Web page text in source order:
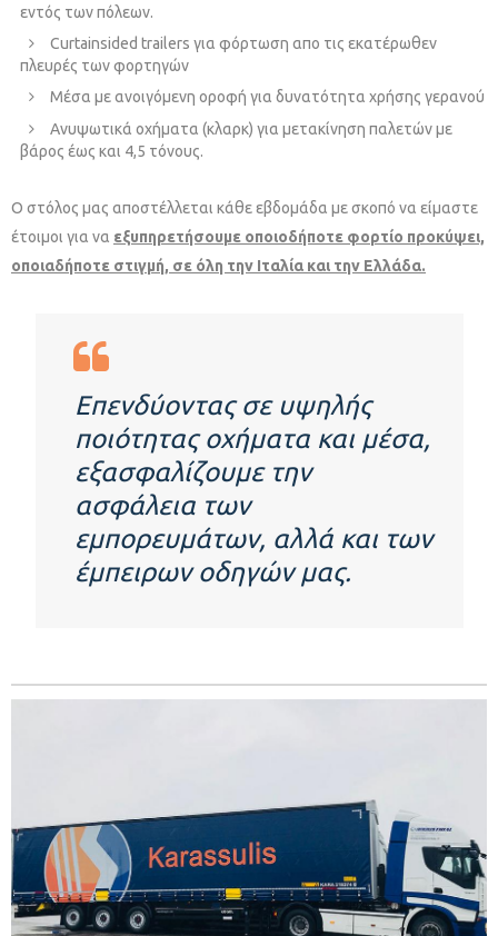
εντός των πόλεων.
Curtainsided trailers για φόρτωση απο τις εκατέρωθεν
πλευρές των φορτηγών
Μέσα με ανοιγόμενη οροφή για δυνατότητα χρήσης γερανού
Ανυψωτικά οχήματα (κλαρκ) για μετακίνηση παλετών με
βάρος έως και 4,5 τόνους.
Ο στόλος μας αποστέλλεται κάθε εβδομάδα με σκοπό να είμαστε
έτοιμοι για να εξυπηρετήσουμε οποιοδήποτε φορτίο προκύψει,
οποιαδήποτε στιγμή, σε όλη την Ιταλία και την Ελλάδα.
Επενδύοντας σε υψηλής
ποιότητας οχήματα και μέσα,
εξασφαλίζουμε την
ασφάλεια των
εμπορευμάτων, αλλά και των
έμπειρων οδηγών μας.